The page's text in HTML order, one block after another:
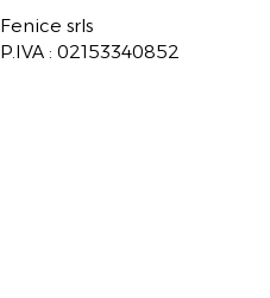
Fenice srls
P.IVA : 02153340852